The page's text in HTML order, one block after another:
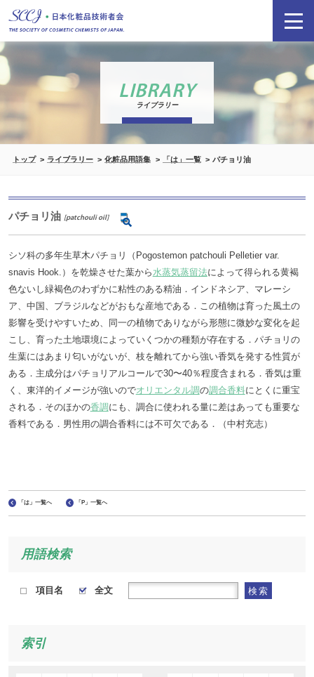
LIBRARY
ライブラリー
トップ ライブラリー 化粧品用語集 「は」一覧 パチョリ油
パチョリ油 [patchouli oil]
シソ科の多年生草木パチョリ（Pogostemon patchouli Pelletier var.
snavis Hook.）を乾燥させた葉から水蒸気蒸留法によって得られる黄褐
色ないし緑褐色のわずかに粘性のある精油．インドネシア、マレーシ
ア、中国、ブラジルなどがおもな産地である．この植物は育った風土の
影響を受けやすいため、同一の植物でありながら形態に微妙な変化を起
こし、育った土地環境によっていくつかの種類が存在する．パチョリの
生葉にはあまり匂いがないが、枝を離れてから強い香気を発する性質が
ある．主成分はパチョリアルコールで30〜40％程度含まれる．香気は重
く、東洋的イメージが強いのでオリエンタル調の調合香料にとくに重宝
される．そのほかの香調 にも、調合に使われる量に差はあっても重要な
香料である．男性用の調合香料には不可欠である．（中村充志）
「は」一覧へ 「P」一覧へ
用語検索
項目名 全文 検索
索引